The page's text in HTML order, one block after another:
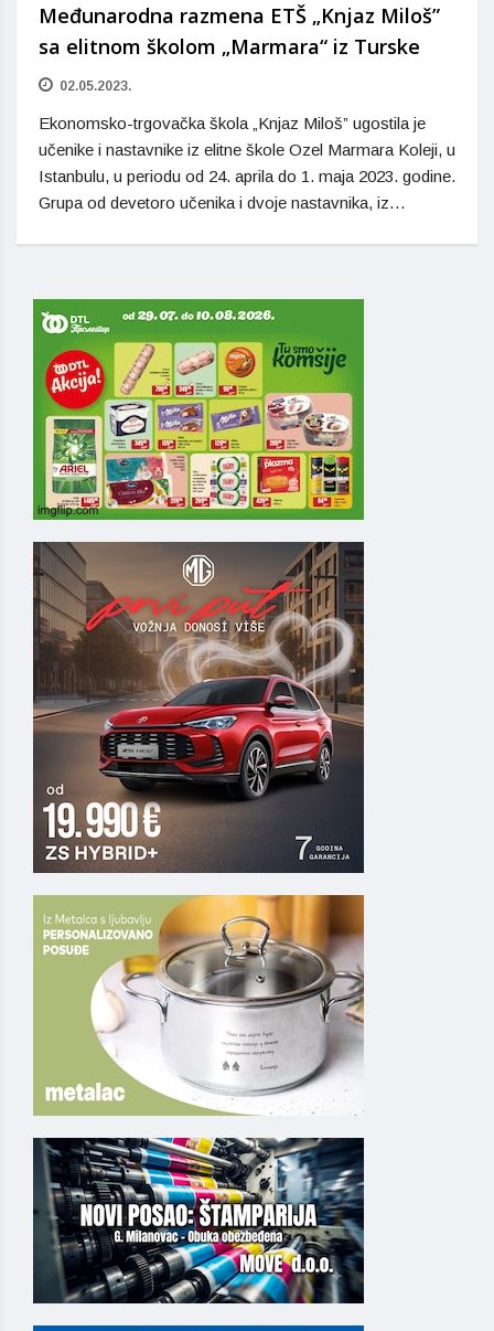
Međunarodna razmena ETŠ „Knjaz Miloš”
sa elitnom školom „Marmara“ iz Turske
02.05.2023.
Ekonomsko-trgovačka škola „Knjaz Miloš” ugostila je
učenike i nastavnike iz elitne škole Ozel Marmara Koleji, u
Istanbulu, u periodu od 24. aprila do 1. maja 2023. godine.
Grupa od devetoro učenika i dvoje nastavnika, iz…